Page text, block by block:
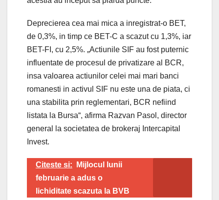
Deprecierea cea mai mica a inregistrat-o BET,
de 0,3%, in timp ce BET-C a scazut cu 1,3%, iar
BET-FI, cu 2,5%. „Actiunile SIF au fost puternic
influentate de procesul de privatizare al BCR,
insa valoarea actiunilor celei mai mari banci
romanesti in activul SIF nu este una de piata, ci
una stabilita prin reglementari, BCR nefiind
listata la Bursa“, afirma Razvan Pasol, director
general la societatea de brokeraj Intercapital
Invest.
Citeste si:
Mijlocul lunii
februarie a adus o
lichiditate scazuta la BVB